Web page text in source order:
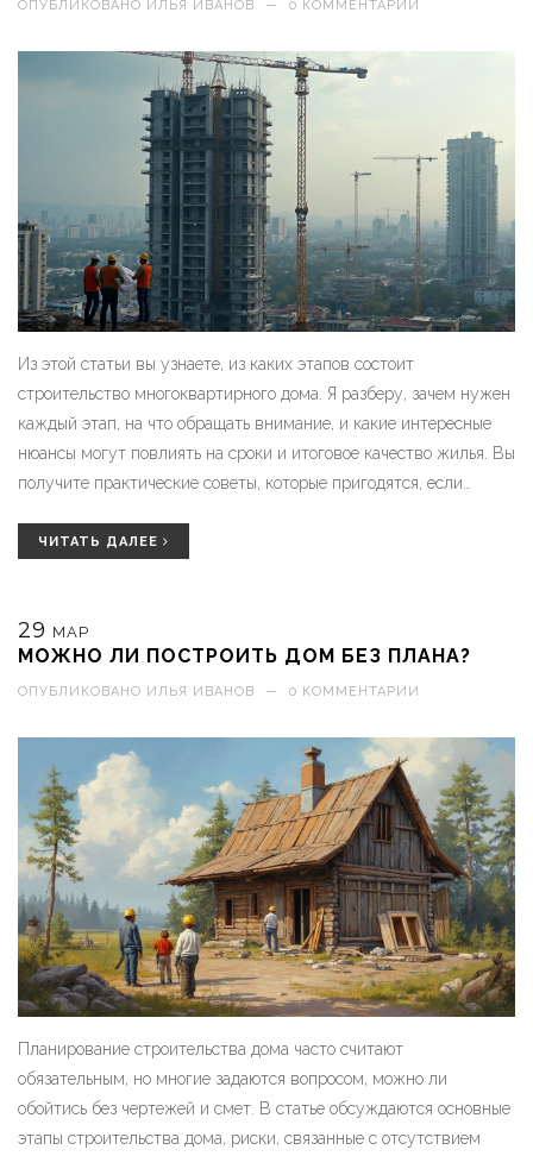
ОПУБЛИКОВАНО ИЛЬЯ ИВАНОВ — 0 КОММЕНТАРИИ
Из этой статьи вы узнаете, из каких этапов состоит
строительство многоквартирного дома. Я разберу, зачем нужен
каждый этап, на что обращать внимание, и какие интересные
нюансы могут повлиять на сроки и итоговое качество жилья. Вы
получите практические советы, которые пригодятся, если
квартиры в новостройке. В статье также есть реальные
ЧИТАТЬ ДАЛЕЕ
29 МАР
МОЖНО ЛИ ПОСТРОИТЬ ДОМ БЕЗ ПЛАНА?
ОПУБЛИКОВАНО ИЛЬЯ ИВАНОВ — 0 КОММЕНТАРИИ
Планирование строительства дома часто считают
обязательным, но многие задаются вопросом, можно ли
обойтись без чертежей и смет. В статье обсуждаются основные
этапы строительства дома, риски, связанные с отсутствием